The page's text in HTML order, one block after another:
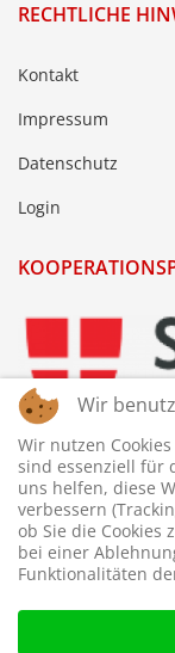
RECHTLICHE
Kontakt
Impressum
Datenschutz
Login
Wir
Wir nutzen
sind essenziell für
uns helfen, diese
verbessern
ob Sie die Cookies
bei einer
Funktionalitäten